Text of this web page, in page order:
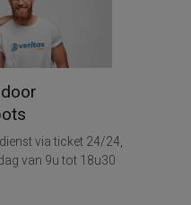
via ticket 24/24,
van 9u tot 18u30